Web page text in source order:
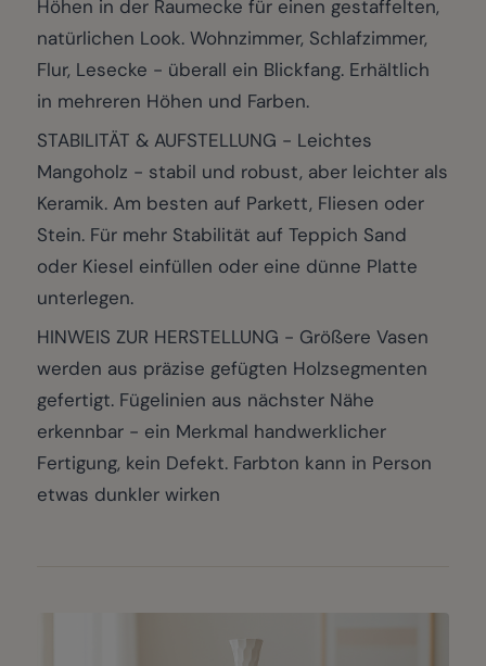
Höhen in der Raumecke für einen gestaffelten,
natürlichen Look. Wohnzimmer, Schlafzimmer,
Flur, Lesecke - überall ein Blickfang. Erhältlich
in mehreren Höhen und Farben.
STABILITÄT & AUFSTELLUNG - Leichtes
Mangoholz - stabil und robust, aber leichter als
Keramik. Am besten auf Parkett, Fliesen oder
Stein. Für mehr Stabilität auf Teppich Sand
oder Kiesel einfüllen oder eine dünne Platte
unterlegen.
HINWEIS ZUR HERSTELLUNG - Größere Vasen
werden aus präzise gefügten Holzsegmenten
gefertigt. Fügelinien aus nächster Nähe
erkennbar - ein Merkmal handwerklicher
Fertigung, kein Defekt. Farbton kann in Person
etwas dunkler wirken